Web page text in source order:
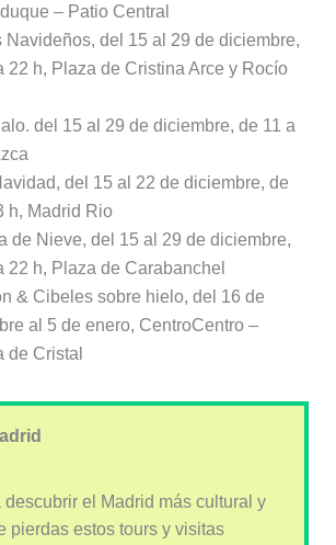
– Patio Central
Navideños, del 15 al 29 de diciembre,
22 h, Plaza de Cristina Arce y Rocío
del 15 al 29 de diciembre, de 11 a
del 15 al 22 de diciembre, de
h, Madrid Rio
de Nieve, del 15 al 29 de diciembre,
22 h, Plaza de Carabanchel
& Cibeles sobre hielo, del 16 de
al 5 de enero, CentroCentro –
de Cristal
descubrir el Madrid más cultural y
pierdas estos tours y visitas